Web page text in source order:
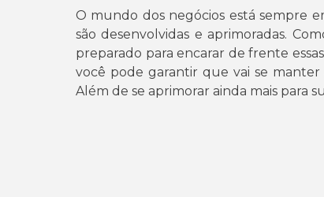
O mundo dos negócios está sempre
são desenvolvidas e aprimoradas.
preparado para encarar de frente
você pode garantir que vai se manter
Além de se aprimorar ainda mais para